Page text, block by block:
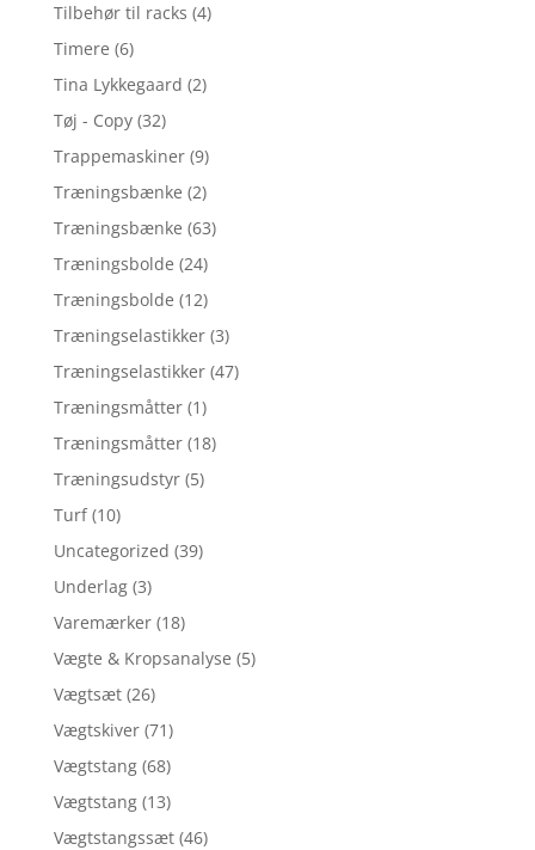
Tilbehør til racks (4)
Timere (6)
Tina Lykkegaard (2)
Tøj - Copy (32)
Trappemaskiner (9)
Træningsbænke (2)
Træningsbænke (63)
Træningsbolde (24)
Træningsbolde (12)
Træningselastikker (3)
Træningselastikker (47)
Træningsmåtter (1)
Træningsmåtter (18)
Træningsudstyr (5)
Turf (10)
Uncategorized (39)
Underlag (3)
Varemærker (18)
Vægte & Kropsanalyse (5)
Vægtsæt (26)
Vægtskiver (71)
Vægtstang (68)
Vægtstang (13)
Vægtstangssæt (46)